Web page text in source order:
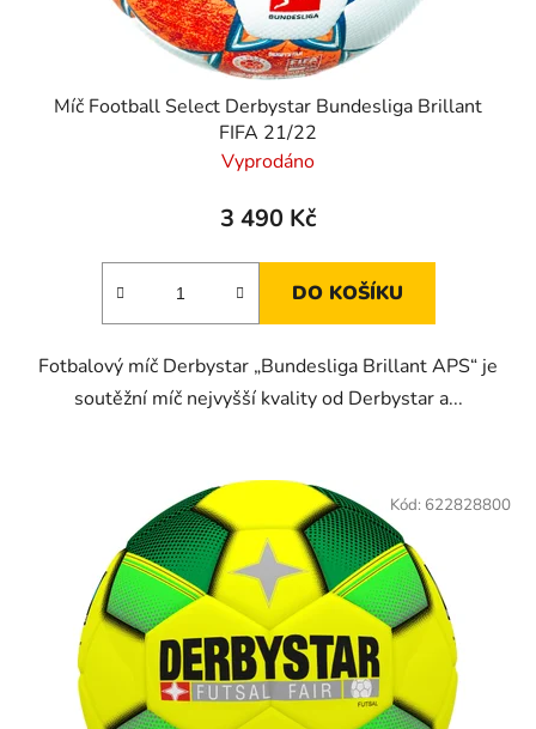
Míč Football Select Derbystar Bundesliga Brillant
FIFA 21/22
Vyprodáno
3 490 Kč
DO KOŠÍKU
Fotbalový míč Derbystar „Bundesliga Brillant APS“ je
soutěžní míč nejvyšší kvality od Derbystar a...
Kód: 622828800